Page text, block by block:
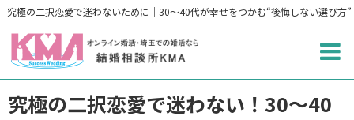
究極の二択恋愛で迷わないために｜30〜40代が幸せをつかむ“後悔しない選び方”
究極の二択恋愛で迷わない！30〜40